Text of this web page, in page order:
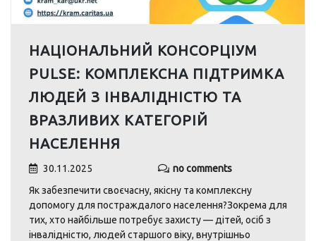
НАЦІОНАЛЬНИЙ КОНСОРЦІУМ
PULSE: КОМПЛЕКСНА ПІДТРИМКА
ЛЮДЕЙ З ІНВАЛІДНІСТЮ ТА
ВРАЗЛИВИХ КАТЕГОРІЙ
НАСЕЛЕННЯ
30.11.2025
no comments
Як забезпечити своєчасну, якісну та комплексну
допомогу для постраждалого населення?Зокрема для
тих, хто найбільше потребує захисту — дітей, осіб з
інвалідністю, людей старшого віку, внутрішньо